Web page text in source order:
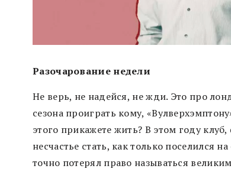
Разочарование недели
Не верь, не надейся, не жди. Это про
сезона проиграть кому,
этого прикажете жить? В этом году
несчастье стать, как только поселился
точно потерял право называться